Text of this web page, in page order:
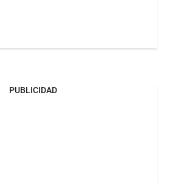
PUBLICIDAD